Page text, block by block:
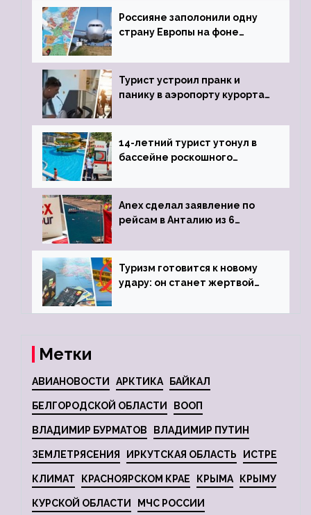
Россияне заполонили одну
страну Европы на фоне
виз
Турист устроил пранк и
панику в аэропорту курорта,
задержке рейса
14-летний турист утонул в
бассейне роскошного
Anex сделал заявление по
рейсам в Анталию из 6
Туризм готовится к новому
удару: он станет жертвой
Метки
АВИАНОВОСТИ АРКТИКА БАЙКАЛ
БЕЛГОРОДСКОЙ ОБЛАСТИ ВООП
ВЛАДИМИР БУРМАТОВ ВЛАДИМИР ПУТИН
ЗЕМЛЕТРЯСЕНИЯ ИРКУТСКАЯ ОБЛАСТЬ ИСТРЕ
КЛИМАТ КРАСНОЯРСКОМ КРАЕ КРЫМА КРЫМУ
КУРСКОЙ ОБЛАСТИ МЧС РОССИИ